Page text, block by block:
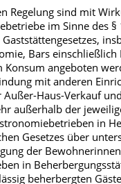
Regelung sind mit
im Sinne des §
Bars
Konsum angeboten
mit anderen
Haus-Verkauf
außerhalb der
in
Gesetzes über
der
in
beherbergten